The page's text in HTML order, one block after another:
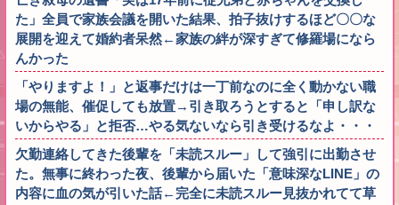
た」全員で家族会議を開いた結果、拍子抜けするほど〇〇な
展開を迎えて婚約者呆然←家族の絆が深すぎて修羅場になら
んかった
「やりますよ！」と返事だけは一丁前なのに全く動かない職
場の無能、催促しても放置→引き取ろうとすると「申し訳な
いからやる」と拒否…やる気ないなら引き受けるなよ・・・
欠勤連絡してきた後輩を「未読スルー」して強引に出勤させ
た。無事に終わった夜、後輩から届いた「意味深なLINE」の
内容に血の気が引いた話←完全に未読スルー見抜かれてて草